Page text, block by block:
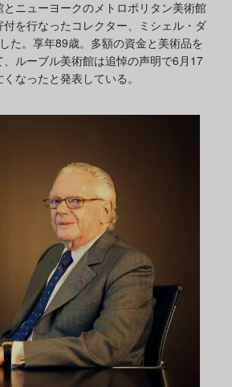
ニューヨークのメトロポリタン美術館
を行なったコレクター、ミシェル・ダ
た。享年89歳。多額の資金と美術品を
ルーブル美術館は追悼の声明で6月17
なったと発表している。